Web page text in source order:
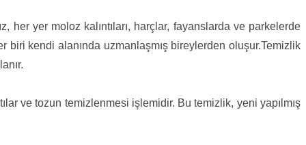
her yer moloz kalıntıları, harçlar, fayanslarda ve parkelerde
biri kendi alanında uzmanlaşmış bireylerden oluşur.Temizlik
ve tozun temizlenmesi işlemidir. Bu temizlik, yeni yapılmış